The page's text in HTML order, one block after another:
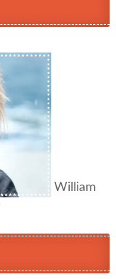
William